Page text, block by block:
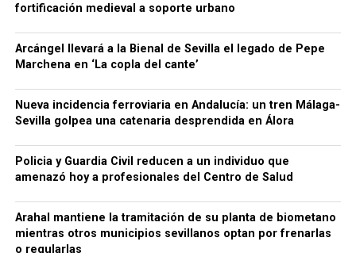
fortificación medieval a soporte urbano
Arcángel llevará a la Bienal de Sevilla el legado de Pepe
Marchena en ‘La copla del cante’
Nueva incidencia ferroviaria en Andalucía: un tren Málaga-
Sevilla golpea una catenaria desprendida en Álora
Policia y Guardia Civil reducen a un individuo que
amenazó hoy a profesionales del Centro de Salud
Arahal mantiene la tramitación de su planta de biometano
mientras otros municipios sevillanos optan por frenarlas
o regularlas